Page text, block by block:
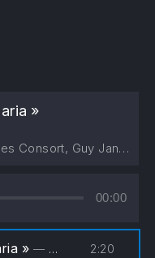
»
William Byrd - Laudantes Consort, Guy Janssens
00:00
»— William Byrd - Laudantes Consort, Guy Janssens 2:20